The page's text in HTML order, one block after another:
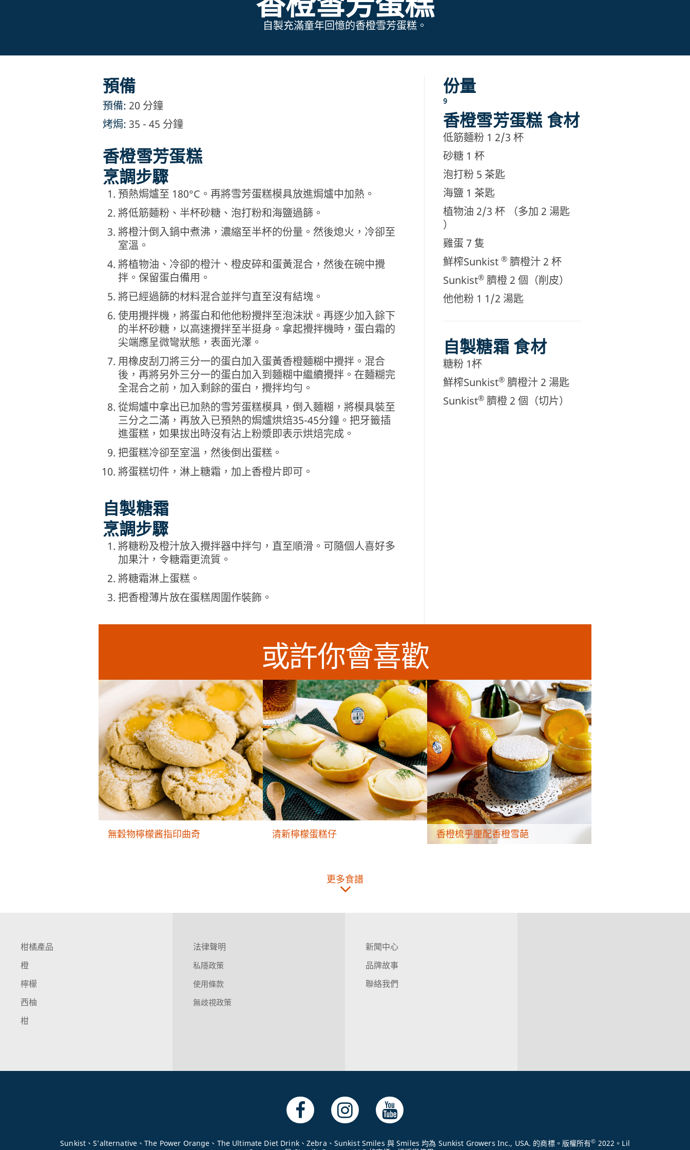
自製充滿童年回憶的香橙雪芳蛋糕。
份量
9
香橙雪芳蛋糕 食材
低筋麵粉 1 2/3 杯
砂糖 1 杯
泡打粉 5 茶匙
海鹽 1 茶匙
植物油 2/3 杯 （多加 2 湯匙
）
雞蛋 7 隻
鮮榨Sunkist ®臍橙汁 2 杯
Sunkist®臍橙 2 個（削皮）
他他粉 1 1/2 湯匙
自製糖霜 食材
糖粉 1杯
鮮榨Sunkist®臍橙汁 2 湯匙
Sunkist®臍橙 2 個（切片）
預備
預備: 20 分鐘
烤焗: 35 - 45 分鐘
香橙雪芳蛋糕
烹調步驟
預熱焗爐至 180°C。再將雪芳蛋糕模具放進焗爐中加熱。
將低筋麵粉、半杯砂糖、泡打粉和海鹽過篩。
將橙汁倒入鍋中煮沸，濃縮至半杯的份量。然後熄火，冷卻至
室溫。
將植物油、冷卻的橙汁、橙皮碎和蛋黃混合，然後在碗中攪
拌。保留蛋白備用。
將已經過篩的材料混合並拌勻直至沒有結塊。
使用攪拌機，將蛋白和他他粉攪拌至泡沫狀。再逐少加入餘下
的半杯砂糖，以高速攪拌至半挺身。拿起攪拌機時，蛋白霜的
尖端應呈微彎狀態，表面光澤。
用橡皮刮刀將三分一的蛋白加入蛋黃香橙麵糊中攪拌。混合
後，再將另外三分一的蛋白加入到麵糊中繼續攪拌。在麵糊完
全混合之前，加入剩餘的蛋白，攪拌均勻。
從焗爐中拿出已加熱的雪芳蛋糕模具，倒入麵糊，將模具裝至
三分之二滿，再放入已預熱的焗爐烘焙35-45分鐘。把牙籤插
進蛋糕，如果拔出時沒有沾上粉漿即表示烘焙完成。
把蛋糕冷卻至室溫，然後倒出蛋糕。
將蛋糕切件，淋上糖霜，加上香橙片即可。
自製糖霜
烹調步驟
將糖粉及橙汁放入攪拌器中拌勻，直至順滑。可隨個人喜好多
加果汁，令糖霜更流質。
將糖霜淋上蛋糕。
把香橙薄片放在蛋糕周圍作裝飾。
或許你會喜歡
無穀物檸檬酱指印曲奇 清新檸檬蛋糕仔 香橙梳乎厘配香橙雪葩
更多食譜
柑橘產品
橙
檸檬
西柚
柑
法律聲明
私隱政策
使用條款
無歧視政策
新聞中心
品牌故事
聯絡我們
Sunkist、S’alternative、The Power Orange、The Ultimate Diet Drink、Zebra、Sunkist Smiles 與 Smiles 均為 Sunkist Growers Inc., USA. 的商標。版權所有© 2022。Lil